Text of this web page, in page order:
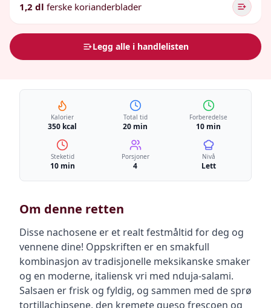
1,2 dl ferske korianderblader
Legg alle i handlelisten
Kalorier
350 kcal
Total tid
20 min
Forberedelse
10 min
Steketid
10 min
Porsjoner
4
Nivå
Lett
Om denne retten
Disse nachosene er et realt festmåltid for deg og
vennene dine! Oppskriften er en smakfull
kombinasjon av tradisjonelle meksikanske smaker
og en moderne, italiensk vri med nduja-salami.
Salsaen er frisk og fyldig, og sammen med de sprø
tortillachipsene, den kremete queso frescoen og